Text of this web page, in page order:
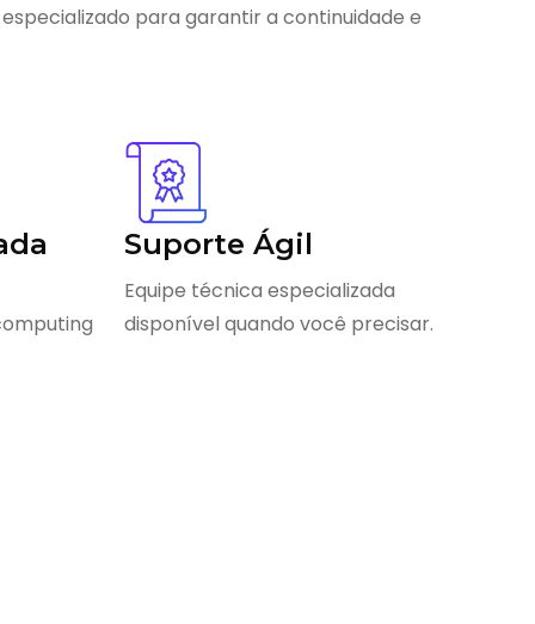
para garantir a continuidade e
Suporte Ágil
Equipe técnica especializada
disponível quando você precisar.